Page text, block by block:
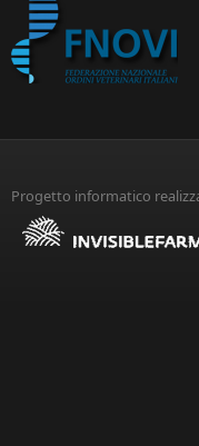
Progetto informatico